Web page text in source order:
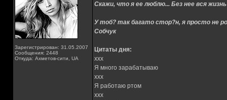
Зарегистрирован: 31.05.2007
Сообщения: 2448
Откуда: Ахметов-сити, UA
Скажи, что я ее люблю... Без нее вся
У тоб? так багато стор?н, я просто не
Собчук
Цитаты дня:
xxx
Я много зарабатываю
xxx
Я работаю ртом
xxx